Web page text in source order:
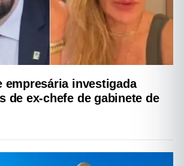
empresária investigada
de ex-chefe de gabinete de